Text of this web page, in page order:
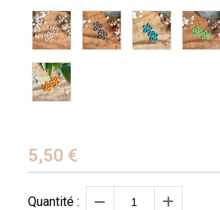
5,50 €
Quantité :